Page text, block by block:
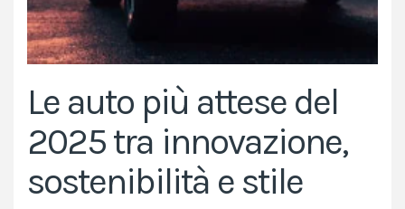
Le auto più attese del
2025 tra innovazione,
sostenibilità e stile